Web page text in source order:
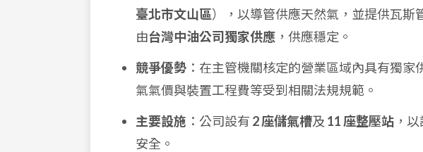
臺北市文山區），以導管供應天然氣，並提供瓦
由台灣中油公司獨家供應 ，供應穩定。
競爭優勢 ：在主管機關核定的營業區域內具有獨
氣氣價與裝置工程費等受到相關法規規範。
主要設施 ：公司設有 2 座儲氣槽及 11 座整壓站 ，
安全。